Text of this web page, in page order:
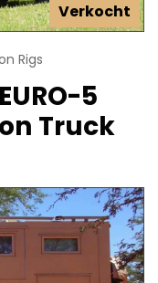
Verkocht
Rigs
5
Truck